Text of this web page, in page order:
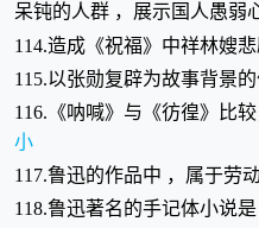
呆钝的人群 ，展示国人愚弱
114.造成《祝福》中祥林嫂
115.以张勋复辟为故事背景
116.《呐喊》与《彷徨》比较
小
117.鲁迅的作品中 ，属于劳
118.鲁迅著名的手记体小说是